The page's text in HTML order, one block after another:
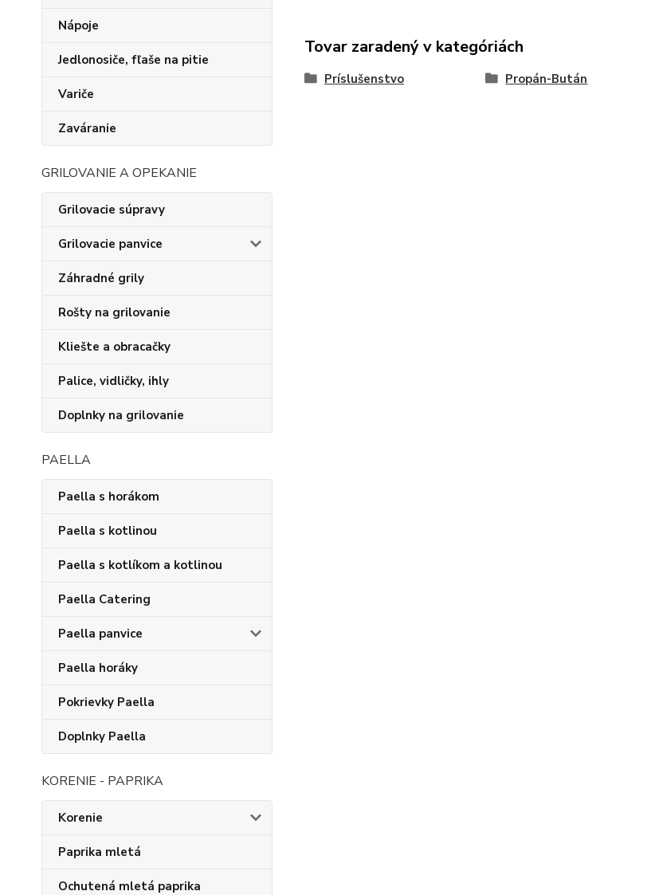
Nápoje
Jedlonosiče, fľaše na pitie
Variče
Zaváranie
GRILOVANIE A OPEKANIE
Grilovacie súpravy
Grilovacie panvice
Záhradné grily
Rošty na grilovanie
Kliešte a obracačky
Palice, vidličky, ihly
Doplnky na grilovanie
PAELLA
Paella s horákom
Paella s kotlinou
Paella s kotlíkom a kotlinou
Paella Catering
Paella panvice
Paella horáky
Pokrievky Paella
Doplnky Paella
KORENIE - PAPRIKA
Korenie
Paprika mletá
Ochutená mletá paprika
Tovar zaradený v kategóriách
Príslušenstvo Propán-Bután